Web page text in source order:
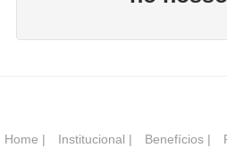
Home | Institucional | Benefícios |